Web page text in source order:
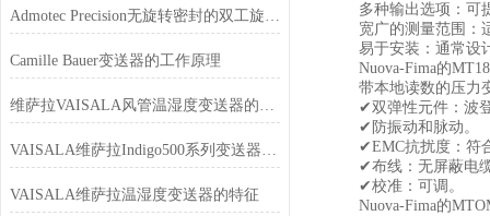
Admotec Precision无旋转密封的双工旋转变送器和普通旋转变送器有什么区别
Camille Bauer变送器的工作原理
维萨拉VAISALA风管温湿度变送器的产品特点
VAISALA维萨拉Indigo500系列变送器的特点
VAISALA维萨拉温湿度变送器的特征
多种输出选项：可提
宽广的测量范围：适
易于安装：通常设
Nuova-Fima的
带本地读数的压力变
✔双弹性元件：波登
✔防振动和脉动。
✔EMC抗扰度：符合
✔布线：无屏蔽电
✔校准：可调。
Nuova-Fima的